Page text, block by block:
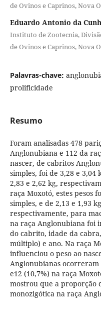
de Ovinos e Caprinos, Nova
Eduardo Antonio da
Instituto de Zootecnia,
de Ovinos e Caprinos, Nova
Palavras-chave:
prolificidade
Resumo
Foram analisadas 478
Anglonubiana e 112 da
nascer, de cabritos
simples, foi de 3,28 e 3,04
2,83 e 2,62 kg,
raça Moxotó, estes pesos
simples, e de 2,13 e 1,93
respectivamente, para
na raça Anglonubiana foi
do cabrito, idade da
múltiplo) e ano. Na raça
influenciou o peso ao
Anglonubianas ocorreram
e12 (10,7%) na raça
mostrou que a proporção
monozigótica na raça